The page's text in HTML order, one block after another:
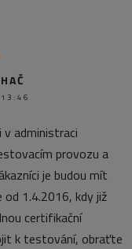
administraci
provozu a
je budou mít
od 1.4.2016, kdy již
certifikační
k testování, obraťte